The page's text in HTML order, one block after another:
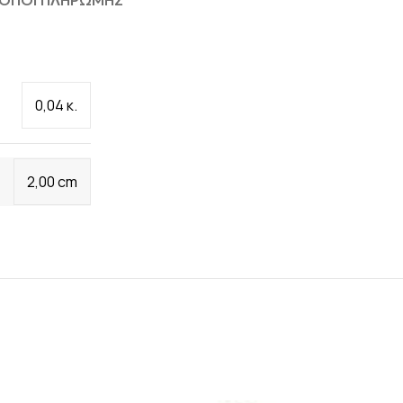
0,04 κ.
2,00 cm